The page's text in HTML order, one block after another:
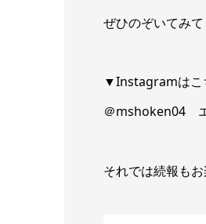
ぜひのぞいてみて
▼Instagramはこ
＠mshoken04
それでは続報も